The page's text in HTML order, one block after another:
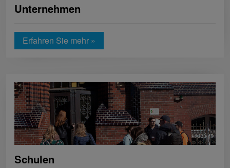
Unternehmen
Erfahren Sie mehr »
Schulen